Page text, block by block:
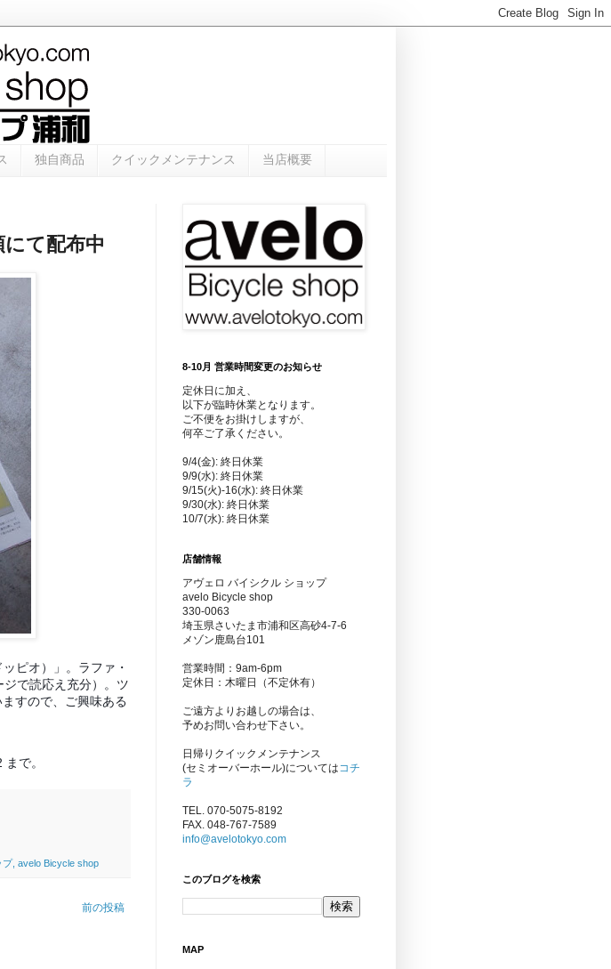
独自商品 クイックメンテナンス 当店概要
て配布中
ピオ）」。ラファ・
で読応え充分）。ツ
すので、ご興味ある
で。
, avelo Bicycle shop
前の投稿
8-10月 営業時間変更のお知らせ
定休日に加え、
以下が臨時休業となります。
ご不便をお掛けしますが、
何卒ご了承ください。
9/4(金): 終日休業
9/9(水): 終日休業
9/15(火)-16(水): 終日休業
9/30(水): 終日休業
10/7(水): 終日休業
店舗情報
アヴェロ バイシクル ショップ
avelo Bicycle shop
330-0063
埼玉県さいたま市浦和区高砂4-7-6
メゾン鹿島台101
営業時間：9am-6pm
定休日：木曜日（不定休有）
ご遠方よりお越しの場合は、
予めお問い合わせ下さい。
日帰りクイックメンテナンス
(セミオーバーホール)については コチ
ラ
TEL. 070-5075-8192
FAX. 048-767-7589
info@avelotokyo.com
このブログを検索
MAP